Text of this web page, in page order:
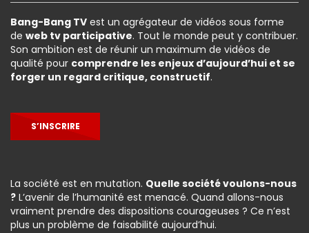
Bang-Bang TV est un agrégateur de vidéos sous forme
de web tv participative. Tout le monde peut y contribuer.
Son ambition est de réunir un maximum de vidéos de
qualité pour comprendre les enjeux d’aujourd’hui et se
forger un regard critique, constructif.
S’INSCRIRE
La société est en mutation. Quelle société voulons-nous
? L’avenir de l’humanité est menacé. Quand allons-nous
vraiment prendre des dispositions courageuses ? Ce n’est
plus un problème de faisabilité aujourd’hui.